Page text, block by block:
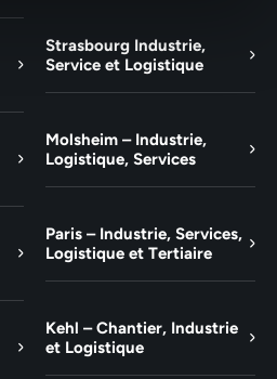
Strasbourg Industrie,
Service et Logistique
Molsheim – Industrie,
Logistique, Services
Paris – Industrie, Services,
Logistique et Tertiaire
Kehl – Chantier, Industrie
et Logistique